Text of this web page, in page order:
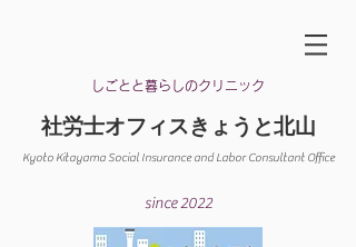
​しごとと暮らしのクリニック
​社労士オフィスきょうと北山
Kyoto Kitayama Social Insurance and Labor Consultant Office​
since 2022